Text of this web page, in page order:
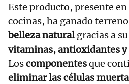
Este producto, presente
cocinas, ha ganado
belleza naturalgracias a
vitaminas, antioxidantes y
Loscomponentesque
eliminar las células